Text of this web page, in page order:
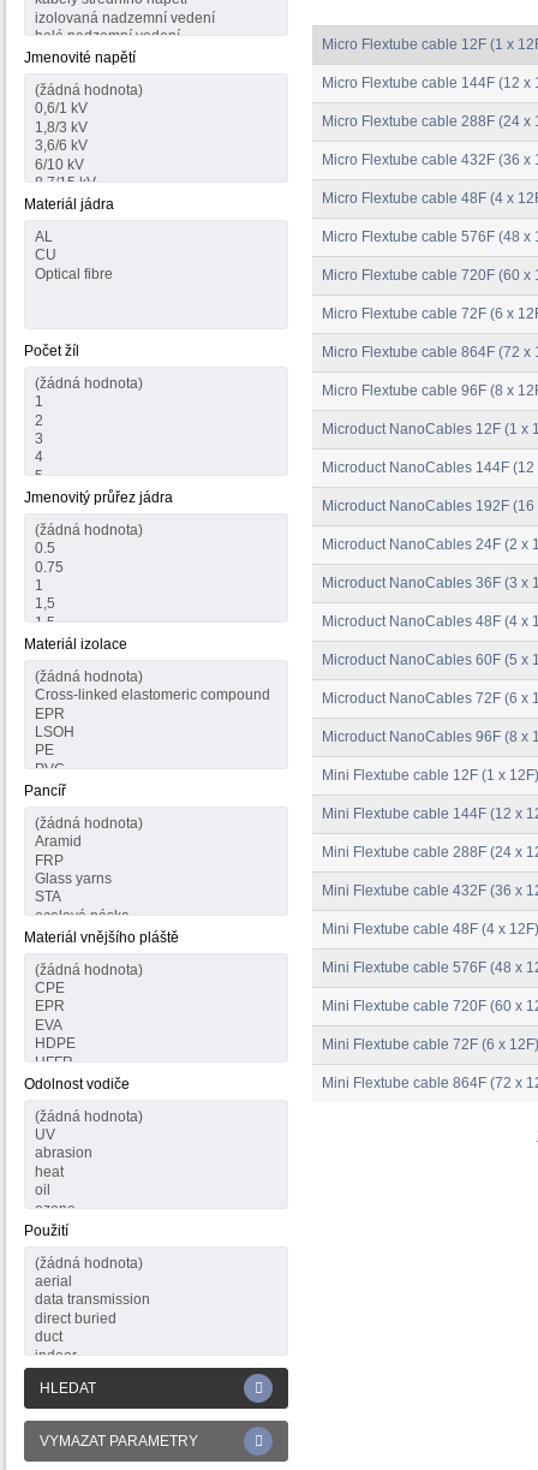
Jmenovité napětí
Materiál jádra
Počet žíl
Jmenovitý průřez jádra
Materiál izolace
Pancíř
Materiál vnějšího pláště
Odolnost vodiče
Použití
HLEDAT
VYMAZAT PARAMETRY
Micro Flextube cable 12F (1 x
Micro Flextube cable 144F (12 x
Micro Flextube cable 288F (24 x
Micro Flextube cable 432F (36 x
Micro Flextube cable 48F (4 x
Micro Flextube cable 576F (48 x
Micro Flextube cable 720F (60 x
Micro Flextube cable 72F (6 x
Micro Flextube cable 864F (72 x
Micro Flextube cable 96F (8 x
Microduct NanoCables 12F (1 x
Microduct NanoCables 144F (12
Microduct NanoCables 192F (16
Microduct NanoCables 24F (2 x
Microduct NanoCables 36F (3 x
Microduct NanoCables 48F (4 x
Microduct NanoCables 60F (5 x
Microduct NanoCables 72F (6 x
Microduct NanoCables 96F (8 x
Mini Flextube cable 12F (1 x 12F)
Mini Flextube cable 144F (12 x
Mini Flextube cable 288F (24 x
Mini Flextube cable 432F (36 x
Mini Flextube cable 48F (4 x 12F)
Mini Flextube cable 576F (48 x
Mini Flextube cable 720F (60 x
Mini Flextube cable 72F (6 x 12F)
Mini Flextube cable 864F (72 x